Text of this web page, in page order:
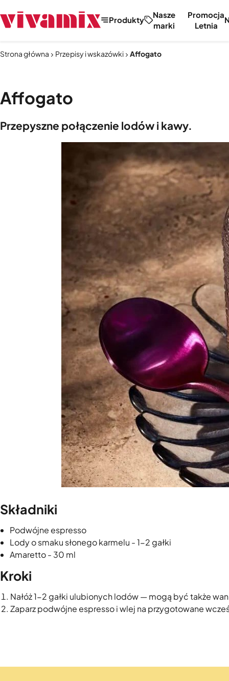
Produkty
Nasze
marki
Promocja
Letnia
Strona główna Przepisy i wskazówki Affogato
Affogato
Przepyszne połączenie lodów i kawy.
Składniki
Podwójne espresso
Lody o smaku słonego karmelu - 1-2 gałki
Amaretto - 30 ml
Kroki
Nałóż 1-2 gałki ulubionych lodów — mogą być także
Zaparz podwójne espresso i wlej na przygotowane